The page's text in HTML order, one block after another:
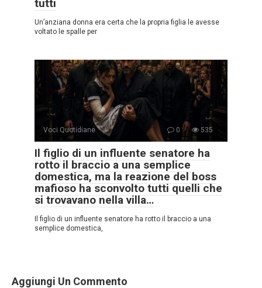
tutti
Un’anziana donna era certa che la propria figlia le avesse
voltato le spalle per
Voci Quotidiane 0 535
Il figlio di un influente senatore ha
rotto il braccio a una semplice
domestica, ma la reazione del boss
mafioso ha sconvolto tutti quelli che
si trovavano nella villa…
Il figlio di un influente senatore ha rotto il braccio a una
semplice domestica,
Aggiungi Un Commento